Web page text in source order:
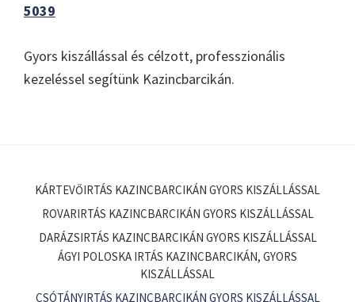
5039
Gyors kiszállással és célzott, professzionális
kezeléssel segítünk Kazincbarcikán.
KÁRTEVŐIRTÁS KAZINCBARCIKÁN GYORS KISZÁLLÁSSAL
ROVARIRTÁS KAZINCBARCIKÁN GYORS KISZÁLLÁSSAL
DARÁZSIRTÁS KAZINCBARCIKÁN GYORS KISZÁLLÁSSAL
ÁGYI POLOSKA IRTÁS KAZINCBARCIKÁN, GYORS
KISZÁLLÁSSAL
CSÓTÁNYIRTÁS KAZINCBARCIKÁN GYORS KISZÁLLÁSSAL